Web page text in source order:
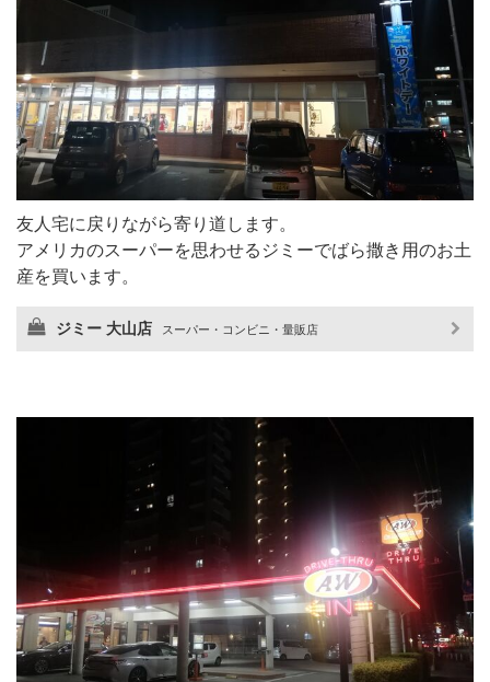
友人宅に戻りながら寄り道します。
アメリカのスーパーを思わせるジミーでばら撒き用のお土
産を買います。
ジミー 大山店 スーパー・コンビニ・量販店